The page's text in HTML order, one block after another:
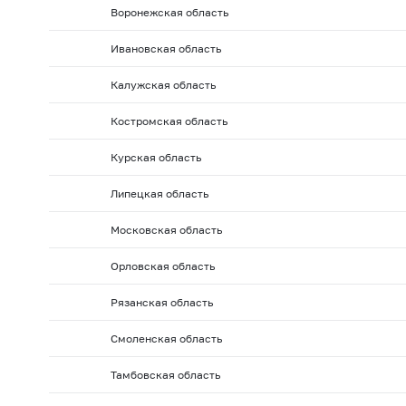
2008 г.: на 01.02
2008 г.: на 01.01
2007 г.: на 01.06
2007 г.: на 01.05
2005 г.: на 01.06
2004 г.: на 01.10
2004 г.: на 01.09
2004 г.: на 01.02
2004 г.: на 01.01
2001 г.: на 01.06
2001 г.: на 01.05
Воронежская область
Ивановская область
Калужская область
Костромская область
Курская область
Липецкая область
Московская область
Орловская область
Рязанская область
Смоленская область
Тамбовская область